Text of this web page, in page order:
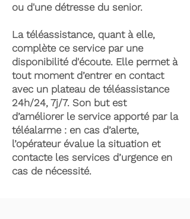
ou d'une détresse du senior.
La téléassistance, quant à elle,
complète ce service par une
disponibilité d'écoute. Elle permet à
tout moment d’entrer en contact
avec un plateau de téléassistance
24h/24, 7j/7. Son but est
d’améliorer le service apporté par la
téléalarme : en cas d’alerte,
l’opérateur évalue la situation et
contacte les services d’urgence en
cas de nécessité.